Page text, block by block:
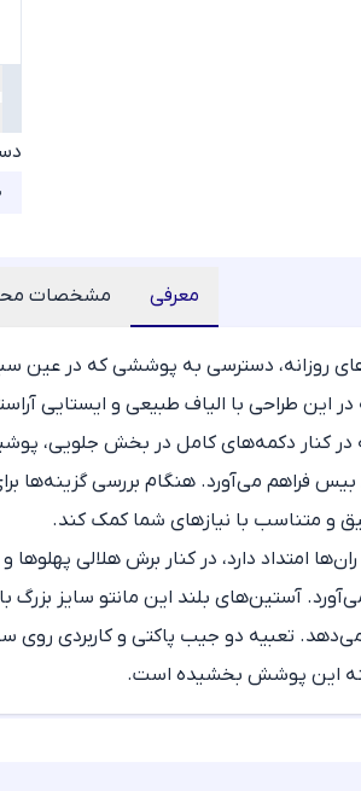
معرفی مشخصات
روزانه، دسترسی به پوششی که در عین
در این طراحی با الیاف طبیعی و ایستایی
در کنار دکمه‌های کامل در بخش جلویی،
فراهم می‌آورد. هنگام بررسی گزینه‌ها
و متناسب با نیازهای شما کمک کند.
امتداد دارد، در کنار برش هلالی
آستین‌های بلند این مانتو سایز بزرگ
می‌دهد. تعبیه دو جیب پاکتی و کاربردی
این پوشش بخشیده است.